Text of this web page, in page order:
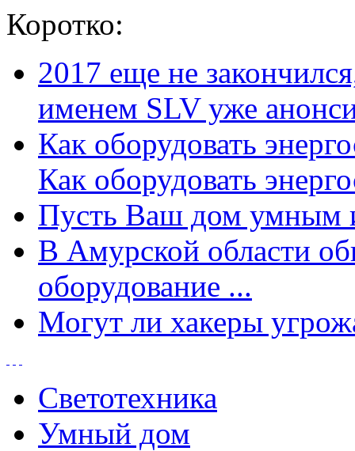
Коротко:
2017 еще не
именем SLV уже
Как оборудовать
Как оборудовать
Пусть Ваш дом умным
В Амурской области
оборудование ...
Могут ли хакеры
Светотехника
Умный дом